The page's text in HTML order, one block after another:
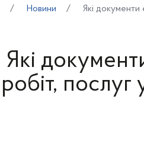
Новини Які документи
Які
робіт,